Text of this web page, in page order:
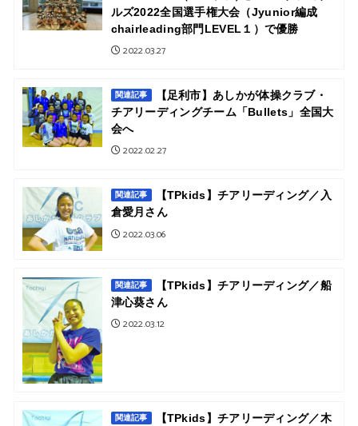
ルズ2022全国選手権大会（Jyunior編成
chairleading部門LEVEL１）で優勝
2022.03.27
関連記事
【足利市】あしかが体操クラブ・
チアリーディングチーム「Bullets」全国大
会へ
2022.02.27
関連記事
【TPkids】チアリーディング／入
倉愛月さん
2022.03.06
関連記事
【TPkids】チアリーディング／船
津心葵さん
2022.03.12
関連記事
【TPkids】チアリーディング／木